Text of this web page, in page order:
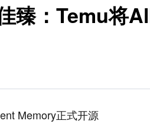
臻：Temu将
Memory正式开源